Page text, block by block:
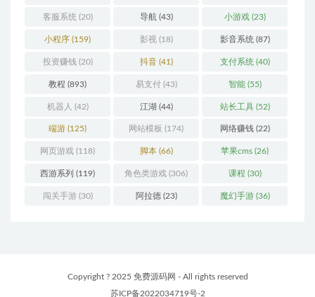
客服系统(20) 导航(43) 小游戏(23)
小程序 (159) 影视(18) 影音系统 (87)
投资赚钱 (20) 抖音(41) 支付系统 (40)
教程 (893) 易支付(43) 智能(55)
机器人 (42) 江湖 (44) 站长工具(52)
端游 (125) 网站模板 (174) 网络赚钱(22)
网页游戏 (118) 脚本(66) 苹果cms (26)
西游系列 (119) 角色类游戏 (306) 课程 (30)
闯关手游(30) 阿拉德(23) 魔幻手游(36)
Copyright ? 2025 免费源码网 - All rights reserved
苏ICP备2022034719号-2